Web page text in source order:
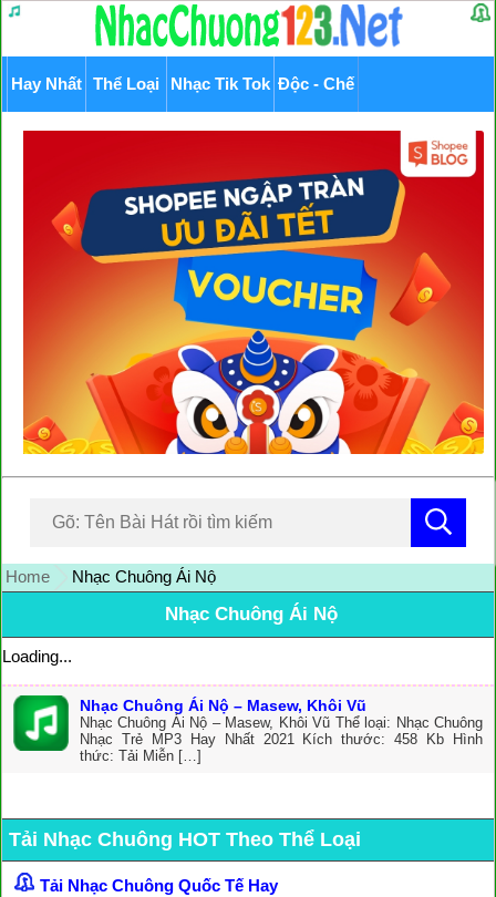
Hay Nhất Thể Loại Nhạc Tik Tok Độc - Chế
Home Nhạc Chuông Ái Nộ
Nhạc Chuông Ái Nộ
Loading...
Nhạc Chuông Ái Nộ – Masew, Khôi Vũ
Nhạc Chuông Ái Nộ – Masew, Khôi Vũ Thể loại: Nhạc Chuông
Nhạc Trẻ MP3 Hay Nhất 2021 Kích thước: 458 Kb Hình
thức: Tải Miễn […]
Tải Nhạc Chuông HOT Theo Thể Loại
Tải Nhạc Chuông Quốc Tế Hay